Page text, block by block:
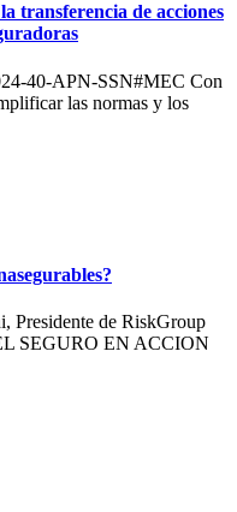
transferencia de acciones
40-APN-SSN#MEC Con
las normas y los
Presidente de RiskGroup
SEGURO EN ACCION